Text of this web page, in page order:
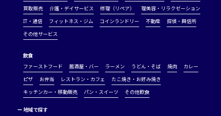
買取販売
介護・デイサービス 修理（リペア）
理美容・リラクゼーション
IT・通信
フィットネス・ジム コインランドリー 不動産
探偵・興信所
その他サービス
飲食
ファーストフード
居酒屋・バー ラーメン うどん・そば 焼肉
カレー
ピザ
お弁当 レストラン・カフェ
たこ焼き・お好み焼き
キッチンカー・移動販売
パン・スイーツ その他飲食
ー 地域で探す